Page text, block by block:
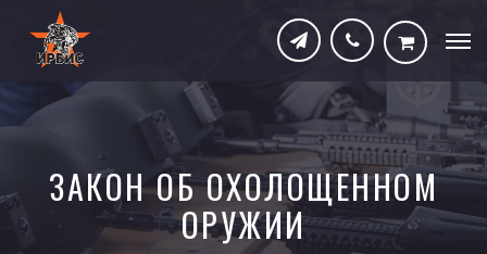
ЗАКОН ОБ ОХОЛОЩЕННОМ
ОРУЖИИ